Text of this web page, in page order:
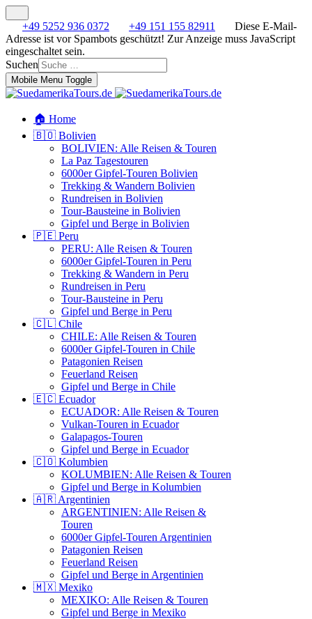
+49 5252 936 0372 +49 151 155 82911
Diese E-Mail-
Adresse ist vor Spambots geschützt! Zur Anzeige muss JavaScript
eingeschaltet sein.
Suchen
Mobile Menu Toggle
🏠 Home
🇧🇴 Bolivien
BOLIVIEN: Alle Reisen & Touren
La Paz Tagestouren
6000er Gipfel-Touren Bolivien
Trekking & Wandern Bolivien
Rundreisen in Bolivien
Tour-Bausteine in Bolivien
Gipfel und Berge in Bolivien
🇵🇪 Peru
PERU: Alle Reisen & Touren
6000er Gipfel-Touren in Peru
Trekking & Wandern in Peru
Rundreisen in Peru
Tour-Bausteine in Peru
Gipfel und Berge in Peru
🇨🇱 Chile
CHILE: Alle Reisen & Touren
6000er Gipfel-Touren in Chile
Patagonien Reisen
Feuerland Reisen
Gipfel und Berge in Chile
🇪🇨 Ecuador
ECUADOR: Alle Reisen & Touren
Vulkan-Touren in Ecuador
Galapagos-Touren
Gipfel und Berge in Ecuador
🇨🇴 Kolumbien
KOLUMBIEN: Alle Reisen & Touren
Gipfel und Berge in Kolumbien
🇦🇷 Argentinien
ARGENTINIEN: Alle Reisen &
Touren
6000er Gipfel-Touren Argentinien
Patagonien Reisen
Feuerland Reisen
Gipfel und Berge in Argentinien
🇲🇽 Mexiko
MEXIKO: Alle Reisen & Touren
Gipfel und Berge in Mexiko